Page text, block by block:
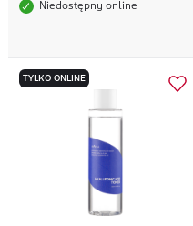
Niedostępny online
TYLKO ONLINE